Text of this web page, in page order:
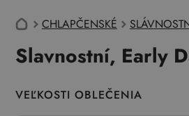
CHLAPČENSKÉ
Slavnostní, Early
VEĽKOSTI OBLEČENIA